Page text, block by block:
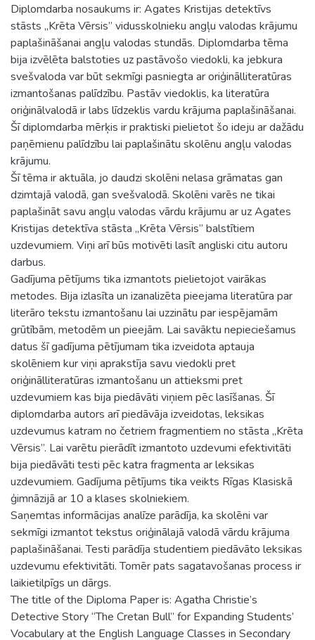
Diplomdarba nosaukums ir: Agates Kristijas detektīvs
stāsts „Krēta Vērsis” vidusskolnieku angļu valodas krājumu
paplašināšanai angļu valodas stundās. Diplomdarba tēma
bija izvēlēta balstoties uz pastāvošo viedokli, ka jebkura
svešvaloda var būt sekmīgi pasniegta ar oriģinālliteratūras
izmantošanas palīdzību. Pastāv viedoklis, ka literatūra
oriģinālvalodā ir labs līdzeklis vardu krājuma paplašināšanai.
Šī diplomdarba mērķis ir praktiski pielietot šo ideju ar dažādu
paņēmienu palīdzību lai paplašinātu skolēnu angļu valodas
krājumu.
Šī tēma ir aktuāla, jo daudzi skolēni nelasa grāmatas gan
dzimtajā valodā, gan svešvalodā. Skolēni varēs ne tikai
paplašināt savu angļu valodas vārdu krājumu ar uz Agates
Kristijas detektīva stāsta „Krēta Vērsis” balstītiem
uzdevumiem. Viņi arī būs motivēti lasīt angliski citu autoru
darbus.
Gadījuma pētījums tika izmantots pielietojot vairākas
metodes. Bija izlasīta un izanalizēta pieejama literatūra par
literāro tekstu izmantošanu lai uzzinātu par iespējamām
grūtībām, metodēm un pieejām. Lai savāktu nepieciešamus
datus šī gadījuma pētījumam tika izveidota aptauja
skolēniem kur viņi aprakstīja savu viedokli pret
oriģinālliteratūras izmantošanu un attieksmi pret
uzdevumiem kas bija piedāvāti viņiem pēc lasīšanas. Šī
diplomdarba autors arī piedāvāja izveidotas, leksikas
uzdevumus katram no četriem fragmentiem no stāsta „Krēta
Vērsis”. Lai varētu pierādīt izmantoto uzdevumi efektivitāti
bija piedāvāti testi pēc katra fragmenta ar leksikas
uzdevumiem. Gadījuma pētījums tika veikts Rīgas Klasiskā
ģimnāzijā ar 10 a klases skolniekiem.
Saņemtas informācijas analīze parādīja, ka skolēni var
sekmīgi izmantot tekstus oriģinālajā valodā vārdu krājuma
paplašināšanai. Testi parādīja studentiem piedāvāto leksikas
uzdevumu efektivitāti. Tomēr pats sagatavošanas process ir
laikietilpīgs un dārgs.
The title of the Diploma Paper is: Agatha Christie’s
Detective Story “The Cretan Bull” for Expanding Students’
Vocabulary at the English Language Classes in Secondary